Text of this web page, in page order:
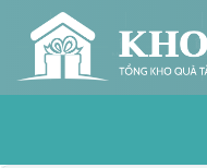
content